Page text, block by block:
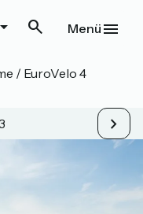
Menü
/ EuroVelo 4